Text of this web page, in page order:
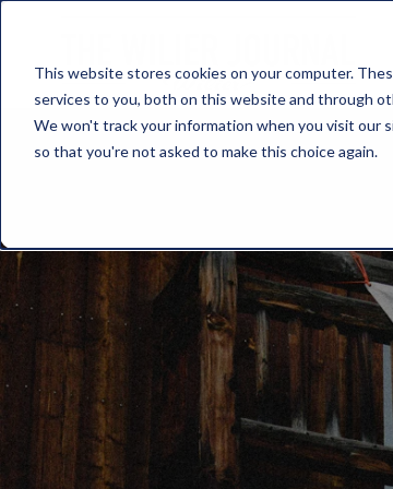
This website stores cookies on your computer.
services to you, both on this website and through
We won't track your information when you visit our
so that you're not asked to make this choice again.